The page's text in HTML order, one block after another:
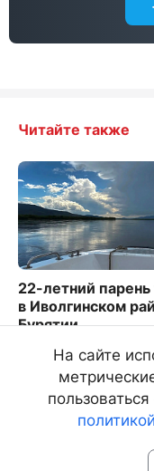
Читайте также
22-летний парень
в Иволгинском
Бурятии
3131На сайте